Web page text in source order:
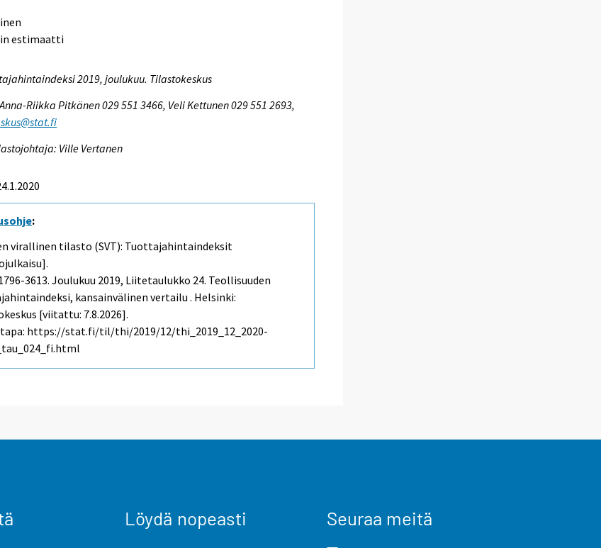
estimaatti
2019, joulukuu. Tilastokeskus
Riikka Pitkänen 029 551 3466, Veli Kettunen 029 551 2693,
Ville Vertanen
:
virallinen tilasto (SVT): Tuottajahintaindeksit
3613.Joulukuu 2019, Liitetaulukko 24. Teollisuuden
kansainvälinen vertailu . Helsinki:
[viitattu: 7.8.2026].
https://stat.fi/til/thi/2019/12/thi_2019_12_2020-
Löydä nopeasti Seuraa meitä